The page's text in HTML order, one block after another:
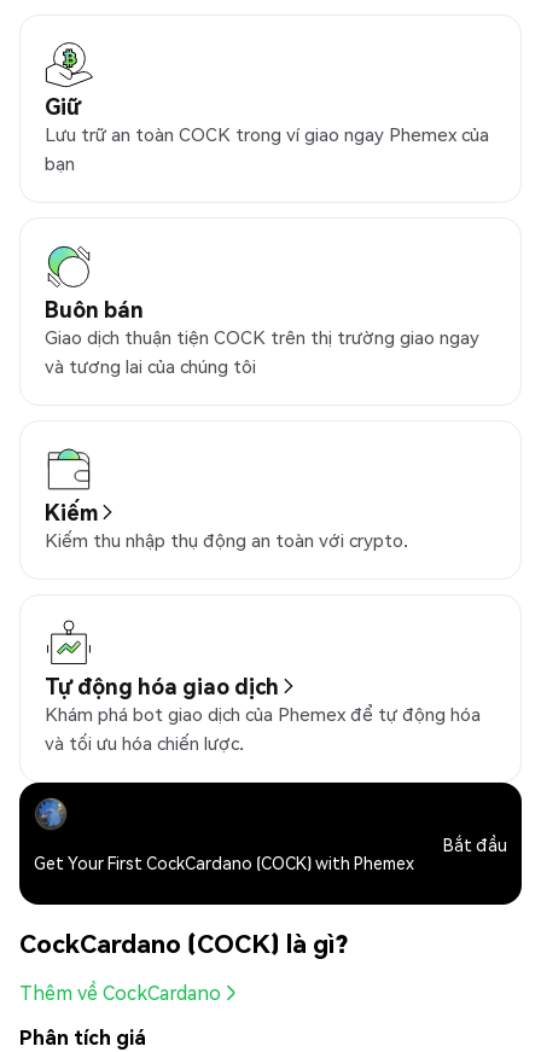
Giữ
Lưu trữ an toàn COCK trong ví giao ngay Phemex của
bạn
Buôn bán
Giao dịch thuận tiện COCK trên thị trường giao ngay
và tương lai của chúng tôi
Kiếm
Kiếm thu nhập thụ động an toàn với crypto.
Tự động hóa giao dịch
Khám phá bot giao dịch của Phemex để tự động hóa
và tối ưu hóa chiến lược.
Get Your First CockCardano (COCK) with Phemex
Bắt đầu
CockCardano (COCK) là gì?
Thêm về CockCardano
Phân tích giá